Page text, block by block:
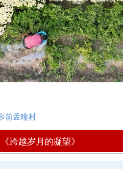
前孟疃村
《跨越岁月的凝望》